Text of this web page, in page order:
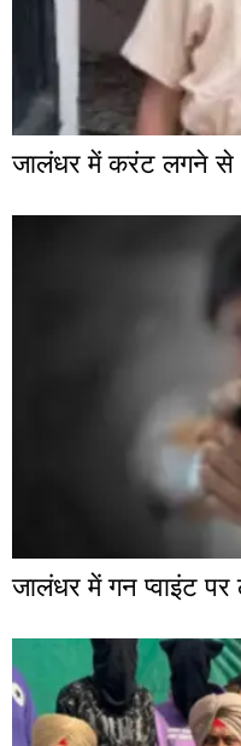
जालंधर में करंट लगने से
जालंधर में गन प्वाइंट